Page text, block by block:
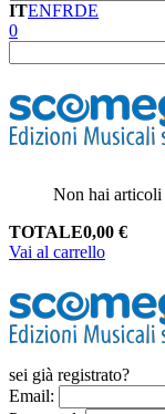
ITENFRDE
0
Non hai articoli
TOTALE0,00 €
Vai al carrello
sei già registrato?
Email: